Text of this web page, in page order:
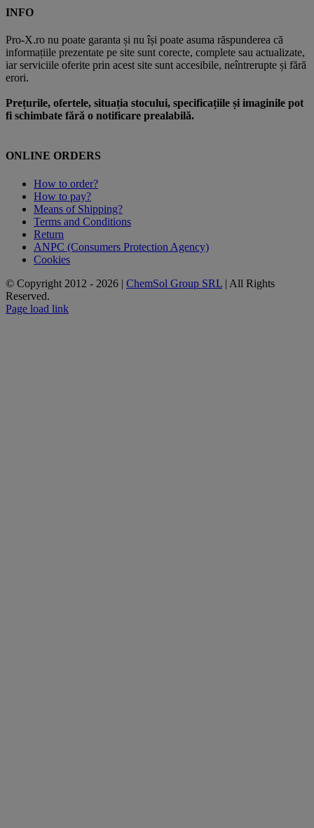
INFO
Pro-X.ro nu poate garanta și nu își poate asuma răspunderea că
informațiile prezentate pe site sunt corecte, complete sau actualizate,
iar serviciile oferite prin acest site sunt accesibile, neîntrerupte și fără
erori.
Prețurile, ofertele, situația stocului, specificațiile și imaginile pot
fi schimbate fără o notificare prealabilă.
ONLINE ORDERS
How to order?
How to pay?
Means of Shipping?
Terms and Conditions
Return
ANPC (Consumers Protection Agency)
Cookies
© Copyright 2012 - 2026 | ChemSol Group SRL | All Rights
Reserved.
Page load link